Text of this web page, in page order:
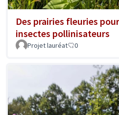
Des prairies fleuries
insectes pollinisateurs
Projet lauréat 0